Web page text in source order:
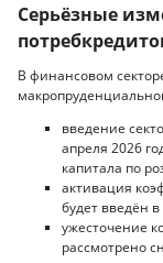
Серьёзные
В финансовом
введение
апреля 2026
капитала по
активация
будет введён
ужесточение
рассмотрено